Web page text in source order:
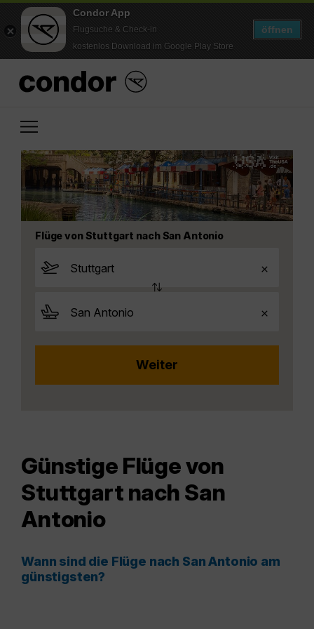
Condor App
Flugsuche & Check-in
kostenlos Download im Google Play Store
öffnen
Flüge von Stuttgart nach San Antonio
Günstige Flüge von
Stuttgart nach San
Antonio
Wann sind die Flüge nach San Antonio am
günstigsten?